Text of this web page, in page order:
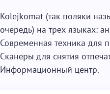
Kolejkomat (так поляки
очередь) на трех языках:
Современная техника для
Сканеры для снятия
Информационный центр.